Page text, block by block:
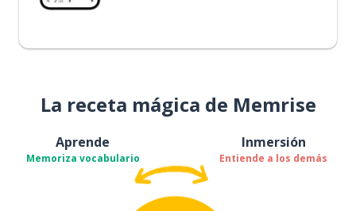
La receta mágica de Memrise
Aprende
Memoriza vocabulario
Inmersión
Entiende a los demás